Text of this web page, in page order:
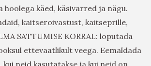
hoolega käed, käsivarred ja nägu.
kaitserõivastust, kaitseprille,
SATTUMISE KORRAL: loputada
ettevaatlikult veega. Eemaldada
neid kasutatakse ja kui neid on